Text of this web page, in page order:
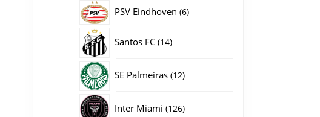
producten
PSV Eindhoven 66
Santos FC 1414
SE Palmeiras 1212
Inter Miami 126126